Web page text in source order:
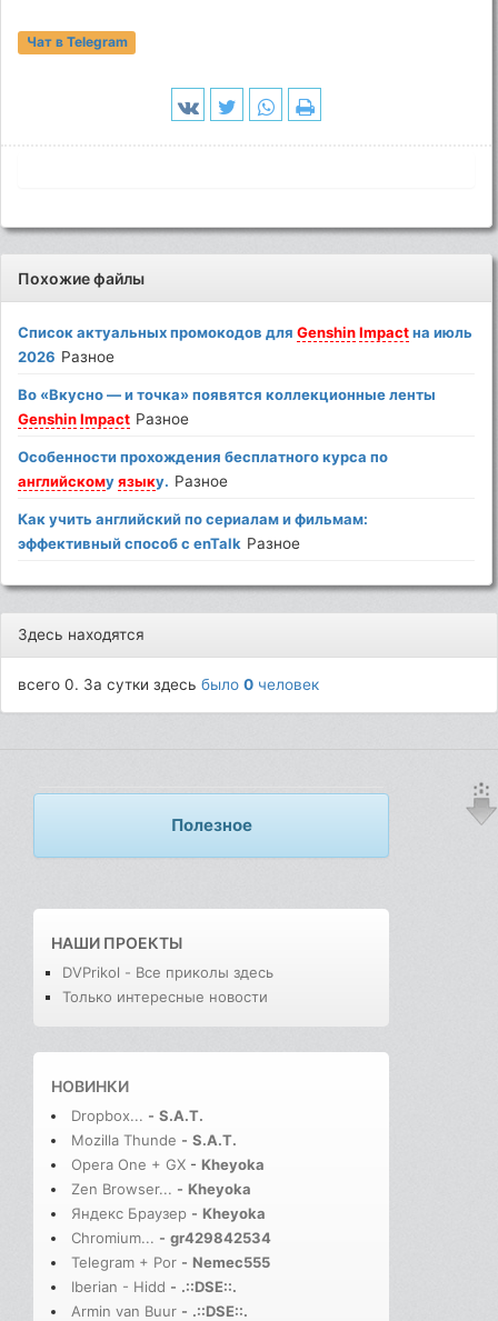
Чат в Telegram
Похожие файлы
Список актуальных промокодов дляGenshin Impactна июль
2026 Разное
Во «Вкусно — и точка» появятся коллекционные ленты
Genshin Impact Разное
Особенности прохождения бесплатного курса по
английскомуязыку. Разное
Как учить английский по сериалам и фильмам:
эффективный способ с enTalk Разное
Здесь находятся
всего 0. За сутки здесьбыло0 человек
Полезное
НАШИ ПРОЕКТЫ
DVPrikol - Все приколы здесь
Только интересные новости
НОВИНКИ
Dropbox... - S.A.T.
Mozilla Thunde - S.A.T.
Opera One + GX - Kheyoka
Zen Browser... - Kheyoka
Яндекс Браузер - Kheyoka
Chromium... - gr429842534
Telegram + Por - Nemec555
Iberian - Hidd - .::DSE::.
Armin van Buur - .::DSE::.